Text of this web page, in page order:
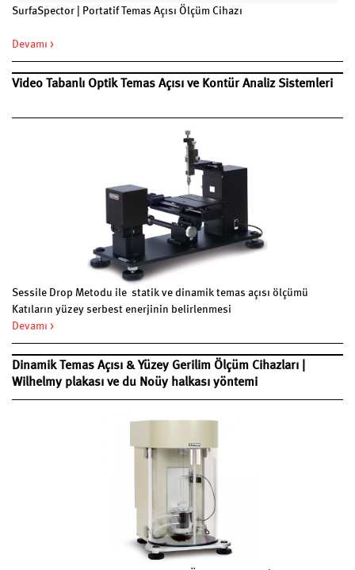
SurfaSpector | Portatif Temas Açısı Ölçüm Cihazı
Devamı >
Video Tabanlı Optik Temas Açısı ve Kontür Analiz Sistemleri
Sessile Drop Metodu ile statik ve dinamik temas açısı ölçümü
Katıların yüzey serbest enerjinin belirlenmesi
Pendant Drop Metodu ile yüzey ve arayüzey geriliminin optik tayini
Tam otomatik ölçümler
Devamı >
Dinamik Temas Açısı & Yüzey Gerilim Ölçüm Cihazları |
Wilhelmy plakası ve du Noüy halkası yöntemi